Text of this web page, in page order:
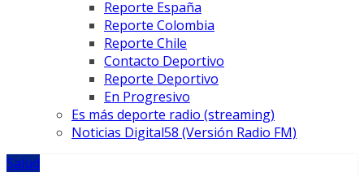
Reporte España
Reporte Colombia
Reporte Chile
Contacto Deportivo
Reporte Deportivo
En Progresivo
Es más deporte radio (streaming)
Noticias Digital58 (Versión Radio FM)
Salud